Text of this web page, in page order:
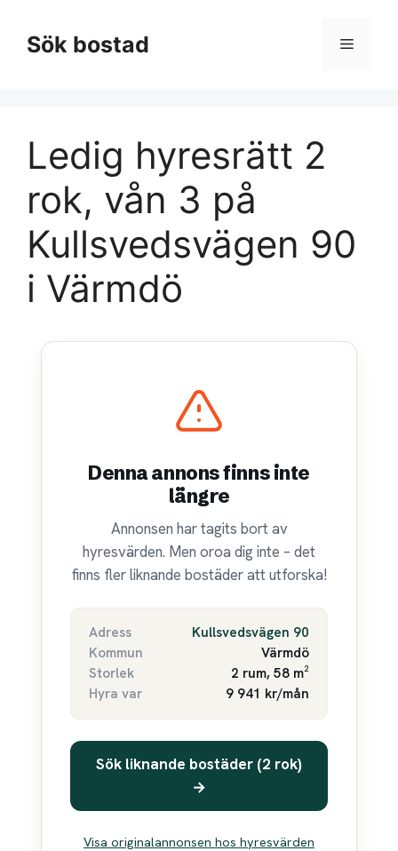
innehållSök bostad Meny
Ledig hyresrätt 2
rok, vån 3 på
Kullsvedsvägen 90
i Värmdö
Denna annons finns inte
längre
Annonsen har tagits bort av
hyresvärden. Men oroa dig inte – det
finns fler liknande bostäder att utforska!
Adress
Kullsvedsvägen 90
Kommun
Värmdö
Storlek
2 rum, 58 m²
Hyra var
9 941 kr/mån
Sök liknande bostäder (2 rok)
→
Visa originalannonsen hos hyresvärden